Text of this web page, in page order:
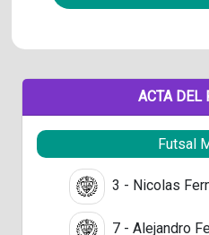
ACTA DEL
Futsal
3 - Nicolas
7 - Alejandro